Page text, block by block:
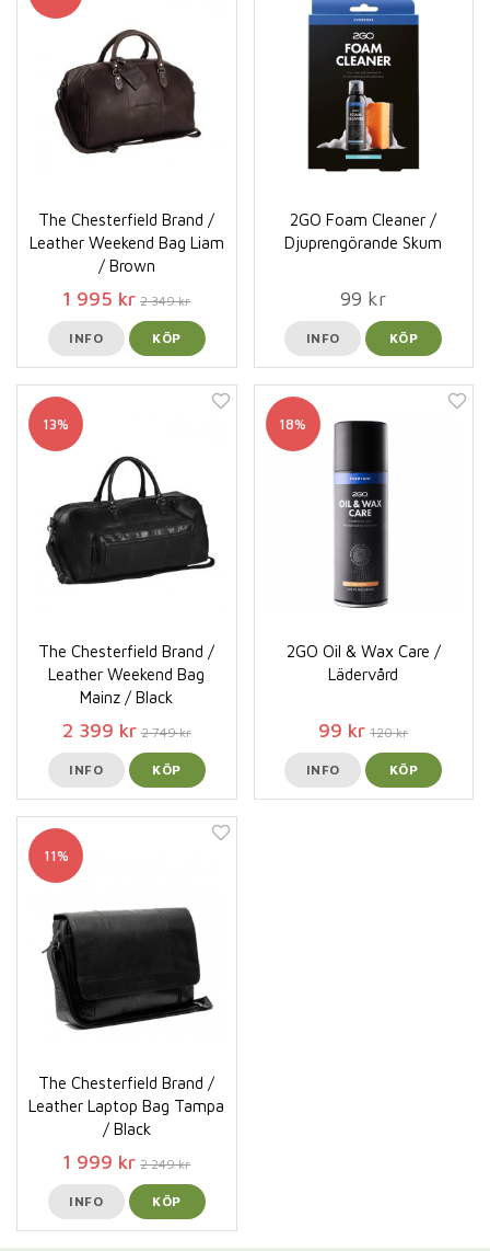
The Chesterfield Brand /
Leather Weekend Bag Liam
/ Brown
1 995 kr 2 349 kr
INFO KÖP
2GO Foam Cleaner /
Djuprengörande Skum
99 kr
INFO KÖP
13%
The Chesterfield Brand /
Leather Weekend Bag
Mainz / Black
2 399 kr 2 749 kr
INFO KÖP
18%
2GO Oil & Wax Care /
Lädervård
99 kr 120 kr
INFO KÖP
11%
The Chesterfield Brand /
Leather Laptop Bag Tampa
/ Black
1 999 kr 2 249 kr
INFO KÖP